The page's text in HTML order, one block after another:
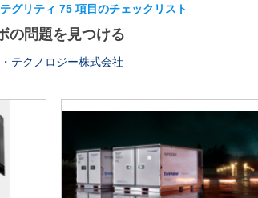
グリティ 75 項目のチェックリスト
の問題を見つける
テクノロジー株式会社